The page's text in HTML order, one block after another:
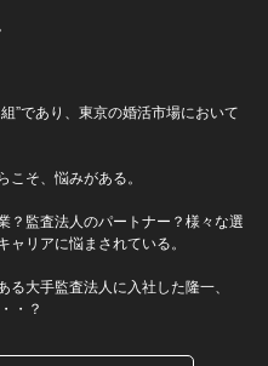
”であり、東京の婚活市場において
そ、悩みがある。
？監査法人のパートナー？様々な選
リアに悩まされている。
大手監査法人に入社した隆一、
・？